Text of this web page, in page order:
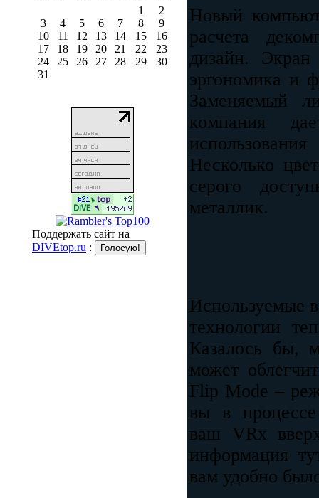
1
2
3
4 5 6 7 8
9
10
11 12 13 14 15
16
17
18 19 20 21 22
23
24
25 26 27 28 29
30
31
Поддержать сайт на
DIVEtop.ru :
Новый
расчета
дизайн.
эргономика и
Заменяемый
компания
Несколько
серого
металлик.
Используемые
технологии
Казалось бы,
может
Flip Mode –
вы в процессе
ваш VRx
информация
вам удобно